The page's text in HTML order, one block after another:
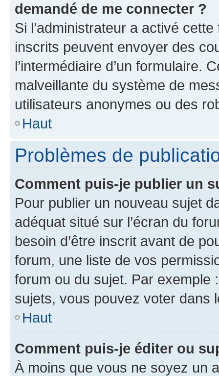
demandé de me connecter ?
Si l’administrateur a activé
inscrits peuvent envoyer des
l’intermédiaire d’un formulaire.
malveillante du système de
utilisateurs anonymes ou des
Haut
Problèmes de
Comment puis-je publier un
Pour publier un nouveau sujet
adéquat situé sur l’écran du
besoin d’être inscrit avant de
forum, une liste de vos
forum ou du sujet. Par exemple
sujets, vous pouvez voter dans
Haut
Comment puis-je éditer ou
À moins que vous ne soyez un